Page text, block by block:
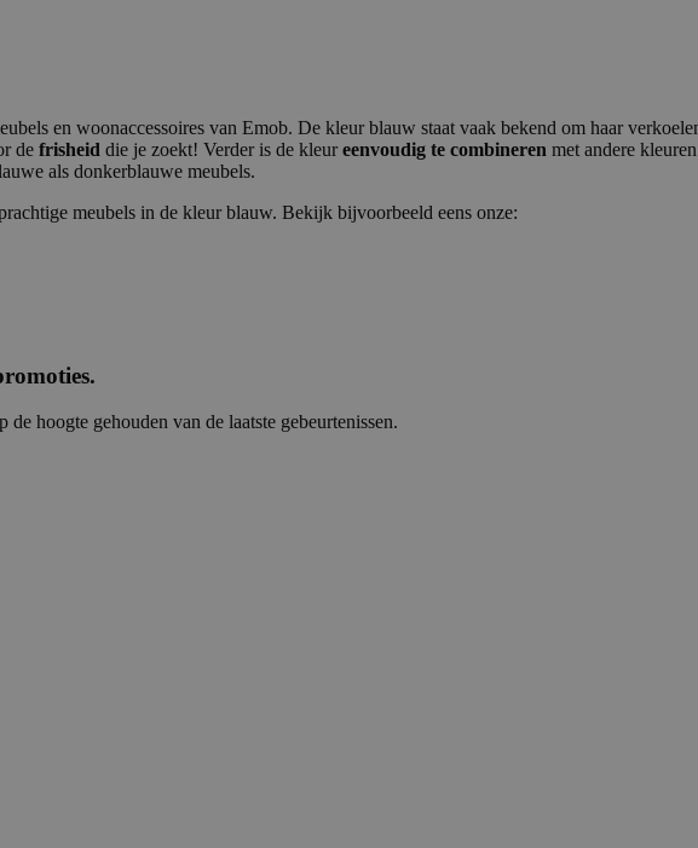
en woonaccessoires van Emob. De kleur blauw staat vaak bekend om haar
de frisheid die je zoekt! Verder is de kleureenvoudig te combineren met andere
als donkerblauwe meubels.
meubels in de kleur blauw. Bekijk bijvoorbeeld eens onze:
hoogte gehouden van de laatste gebeurtenissen.